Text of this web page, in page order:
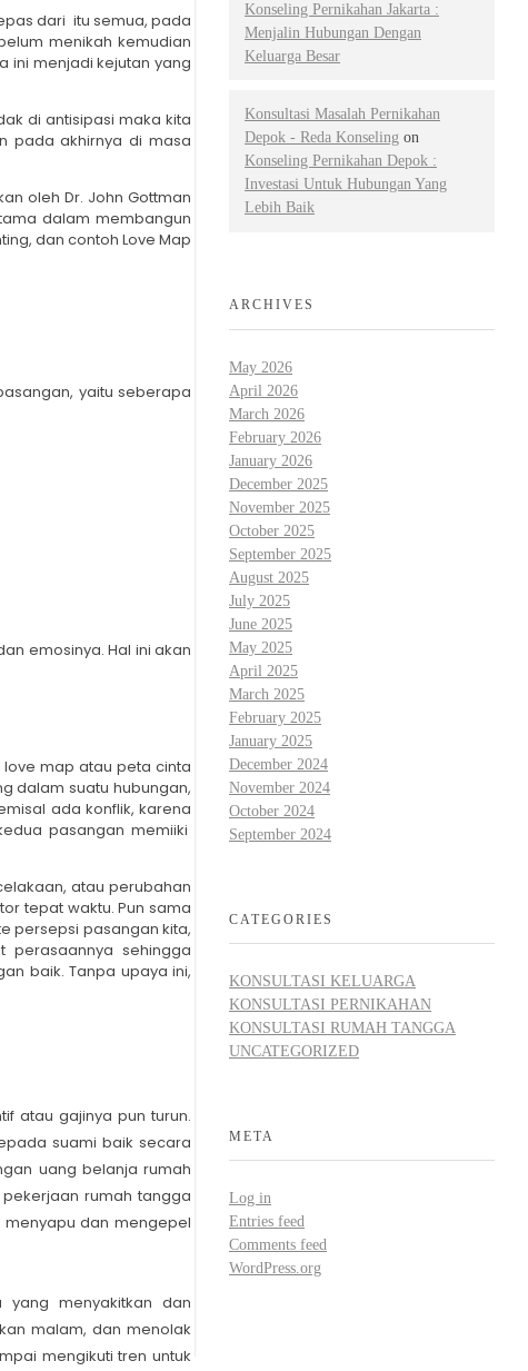
dari itu semua, pada
menikah kemudian
ini menjadi kejutan yang
di antisipasi maka kita
pada akhirnya di masa
oleh Dr. John Gottman
dalam membangun
dan contoh Love Map
yaitu seberapa
emosinya. Hal ini akan
map atau peta cinta
dalam suatu hubungan,
ada konflik, karena
pasangan memiiki
atau perubahan
tepat waktu. Pun sama
persepsi pasangan kita,
sehingga
baik. Tanpa upaya ini,
atau gajinya pun turun.
suami baik secara
uang belanja rumah
rumah tangga
dan mengepel
menyakitkan dan
malam, dan menolak
mengikuti tren untuk
Konseling Pernikahan Jakarta :
Menjalin Hubungan Dengan
Keluarga Besar
Konsultasi Masalah Pernikahan
Depok - Reda Konseling on
Konseling Pernikahan Depok :
Investasi Untuk Hubungan Yang
Lebih Baik
ARCHIVES
May 2026
April 2026
March 2026
February 2026
January 2026
December 2025
November 2025
October 2025
September 2025
August 2025
July 2025
June 2025
May 2025
April 2025
March 2025
February 2025
January 2025
December 2024
November 2024
October 2024
September 2024
CATEGORIES
KONSULTASI KELUARGA
KONSULTASI PERNIKAHAN
KONSULTASI RUMAH TANGGA
UNCATEGORIZED
META
Log in
Entries feed
Comments feed
WordPress.org